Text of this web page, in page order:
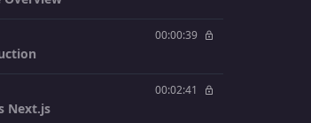
00:00:39
00:02:41
Next.js